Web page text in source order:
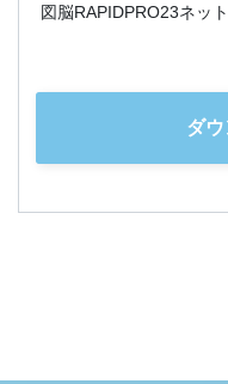
図脳RAPIDPRO23ネッ
ダ